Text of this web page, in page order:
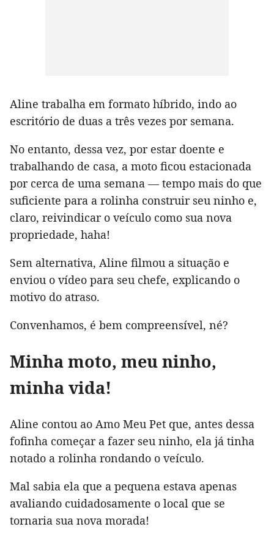
Aline trabalha em formato híbrido, indo ao
escritório de duas a três vezes por semana.
No entanto, dessa vez, por estar doente e
trabalhando de casa, a moto ficou estacionada
por cerca de uma semana — tempo mais do que
suficiente para a rolinha construir seu ninho e,
claro, reivindicar o veículo como sua nova
propriedade, haha!
Sem alternativa, Aline filmou a situação e
enviou o vídeo para seu chefe, explicando o
motivo do atraso.
Convenhamos, é bem compreensível, né?
Minha moto, meu ninho,
minha vida!
Aline contou ao Amo Meu Pet que, antes dessa
fofinha começar a fazer seu ninho, ela já tinha
notado a rolinha rondando o veículo.
Mal sabia ela que a pequena estava apenas
avaliando cuidadosamente o local que se
tornaria sua nova morada!